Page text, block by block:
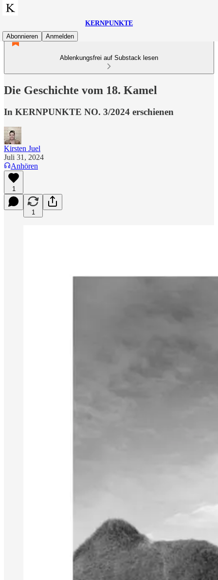
KERNPUNKTE
Abonnieren
Anmelden
Ablenkungsfrei auf Substack lesen
Die Geschichte vom 18. Kamel
In KERNPUNKTE NO. 3/2024 erschienen
Kirsten Juel
Juli 31, 2024
Anhören
1
1